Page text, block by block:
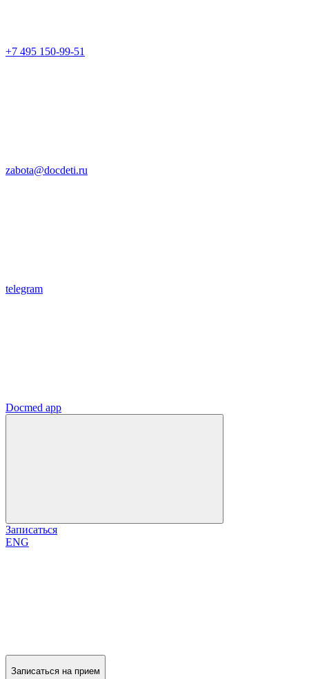
+7 495 150-99-51
zabota@docdeti.ru
telegram
Docmed app
Записаться
ENG
Записаться на прием